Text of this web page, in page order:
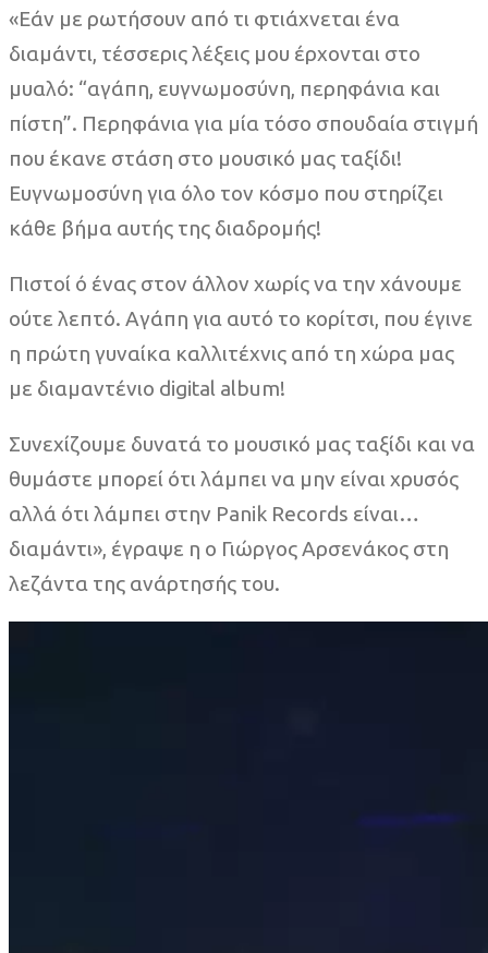
«Εάν με ρωτήσουν από τι φτιάχνεται ένα
διαμάντι, τέσσερις λέξεις μου έρχονται στο
μυαλό: “αγάπη, ευγνωμοσύνη, περηφάνια και
πίστη”. Περηφάνια για μία τόσο σπουδαία στιγμή
που έκανε στάση στο μουσικό μας ταξίδι!
Ευγνωμοσύνη για όλο τον κόσμο που στηρίζει
κάθε βήμα αυτής της διαδρομής!
Πιστοί ό ένας στον άλλον χωρίς να την χάνουμε
ούτε λεπτό. Αγάπη για αυτό το κορίτσι, που έγινε
η πρώτη γυναίκα καλλιτέχνις από τη χώρα μας
με διαμαντένιο digital album!
Συνεχίζουμε δυνατά το μουσικό μας ταξίδι και να
θυμάστε μπορεί ότι λάμπει να μην είναι χρυσός
αλλά ότι λάμπει στην Panik Records είναι…
διαμάντι», έγραψε η ο Γιώργος Αρσενάκος στη
λεζάντα της ανάρτησής του.